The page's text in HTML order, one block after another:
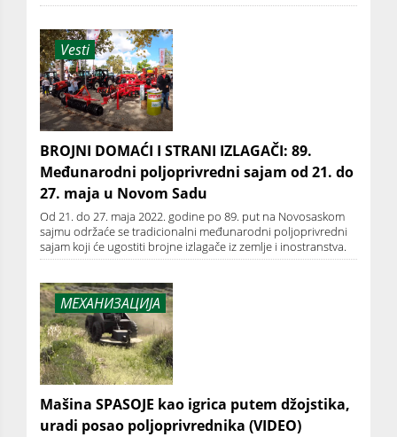
Vesti
BROJNI DOMAĆI I STRANI IZLAGAČI: 89.
Međunarodni poljoprivredni sajam od 21. do
27. maja u Novom Sadu
Od 21. do 27. maja 2022. godine po 89. put na Novosaskom
sajmu održaće se tradicionalni međunarodni poljoprivredni
sajam koji će ugostiti brojne izlagače iz zemlje i inostranstva.
МЕХАНИЗАЦИЈА
Mašina SPASOJE kao igrica putem džojstika,
uradi posao poljoprivrednika (VIDEO)